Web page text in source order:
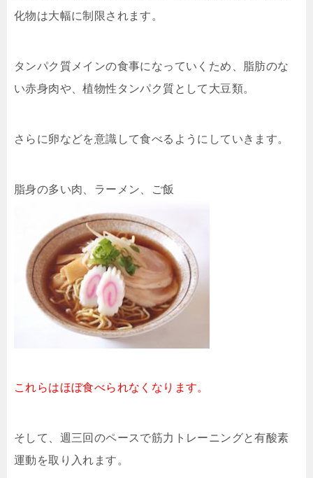
化物は大幅に制限されます。
タンパク質メインの食事になっていくため、脂肪のな
い赤身肉や、植物性タンパク質として大豆類。
さらに卵などを意識して食べるようにしていきます。
脂身の多い肉、ラーメン、ご飯
これらはほぼ食べられなくなります。
そして、週三回のペースで筋力トレーニングと有酸素
運動を取り入れます。